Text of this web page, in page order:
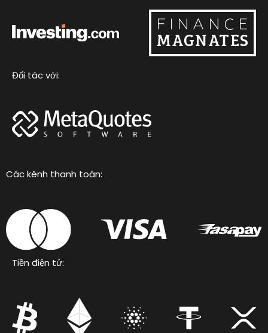
Đối tác với:
Các kênh thanh toán:
Tiền điện tử: